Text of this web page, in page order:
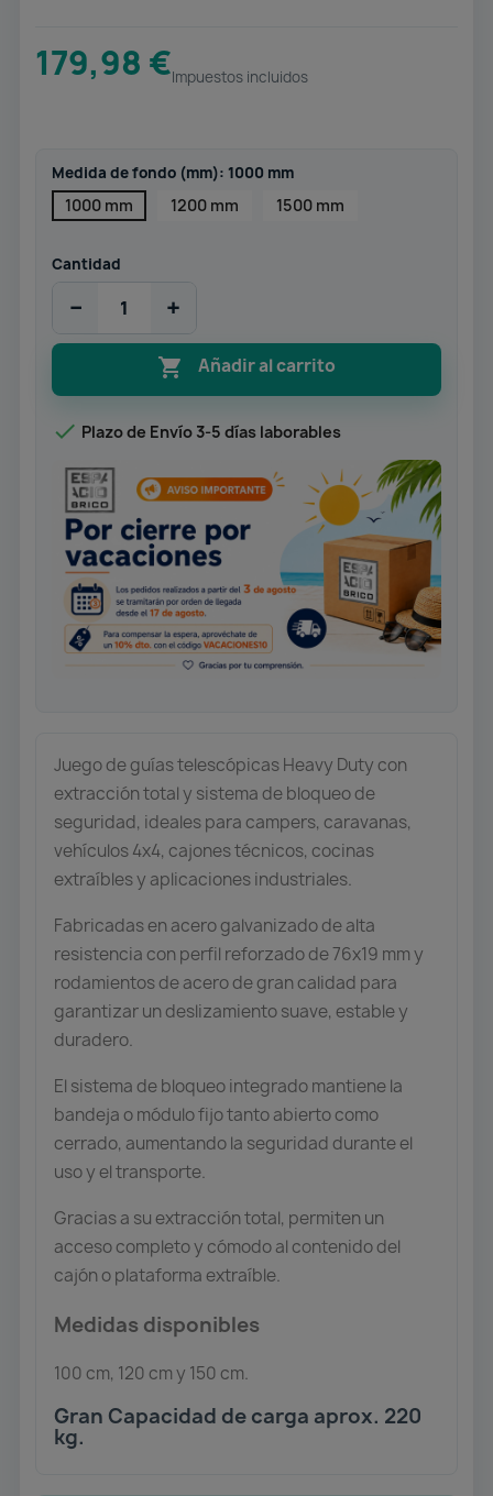
179,98 €Impuestos incluidos
Medida de fondo (mm): 1000 mm
1000 mm 1200 mm 1500 mm
Cantidad
− +
 Añadir al carrito
 Plazo de Envío 3-5 días laborables
Juego de guías telescópicas Heavy Duty con
extracción total y sistema de bloqueo de
seguridad, ideales para campers, caravanas,
vehículos 4x4, cajones técnicos, cocinas
extraíbles y aplicaciones industriales.
Fabricadas en acero galvanizado de alta
resistencia con perfil reforzado de 76x19 mm y
rodamientos de acero de gran calidad para
garantizar un deslizamiento suave, estable y
duradero.
El sistema de bloqueo integrado mantiene la
bandeja o módulo fijo tanto abierto como
cerrado, aumentando la seguridad durante el
uso y el transporte.
Gracias a su extracción total, permiten un
acceso completo y cómodo al contenido del
cajón o plataforma extraíble.
Medidas disponibles
100 cm, 120 cm y 150 cm.
Gran Capacidad de carga aprox. 220
kg.